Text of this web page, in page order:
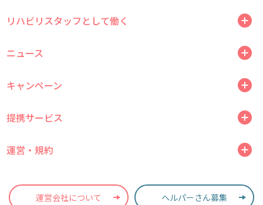
リハビリスタッフとして働く
ニュース
キャンペーン
提携サービス
運営・規約
運営会社について ヘルパーさん募集